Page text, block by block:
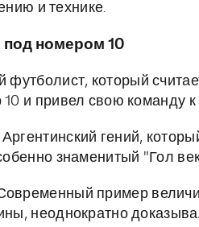
и технике.
под номером 10
футболист, который
и привел свою команду
Аргентинский гений,
знаменитый "Гол
пример
неоднократно